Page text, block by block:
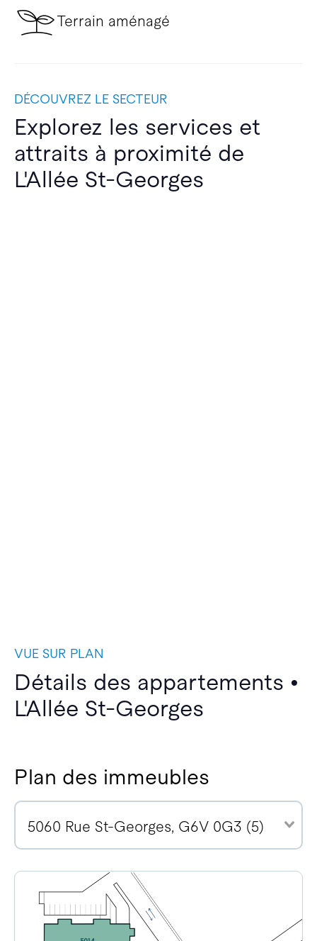
Terrain aménagé
DÉCOUVREZ LE SECTEUR
Explorez les services et
attraits à proximité de
L'Allée St-Georges
VUE SUR PLAN
Détails des appartements •
L'Allée St-Georges
Plan des immeubles
5060 Rue St-Georges, G6V 0G3 (5)